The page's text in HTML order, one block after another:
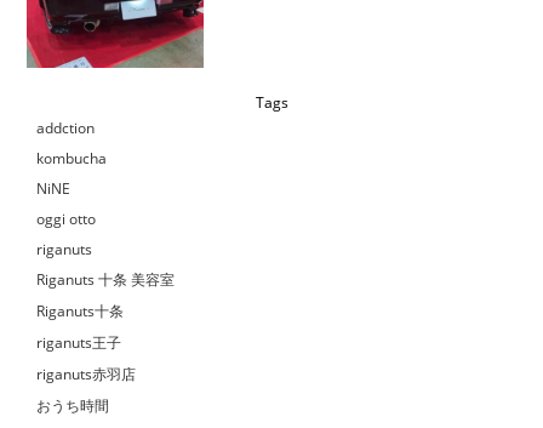
Tags
addction
kombucha
NiNE
oggi otto
riganuts
Riganuts 十条 美容室
Riganuts十条
riganuts王子
riganuts赤羽店
おうち時間